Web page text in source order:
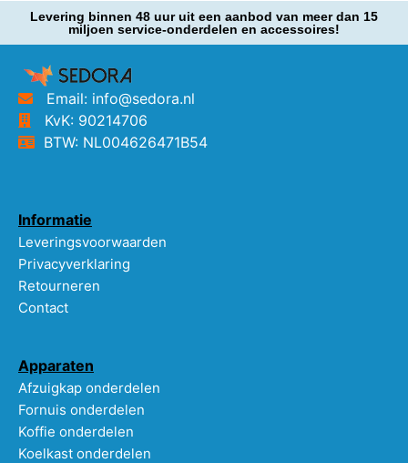
Levering binnen 48 uur uit een aanbod van meer dan 15
miljoen service-onderdelen en accessoires!
Email: info@sedora.nl
KvK: 90214706
BTW: NL004626471B54
Informatie
Leveringsvoorwaarden
Privacyverklaring
Retourneren
Contact
Apparaten
Afzuigkap onderdelen
Fornuis onderdelen
Koffie onderdelen
Koelkast onderdelen